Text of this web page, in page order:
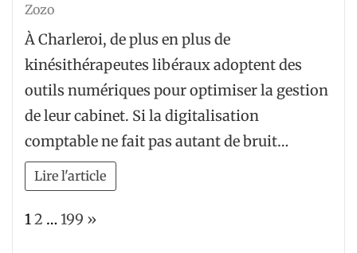
Zozo
À Charleroi, de plus en plus de
kinésithérapeutes libéraux adoptent des
outils numériques pour optimiser la gestion
de leur cabinet. Si la digitalisation
comptable ne fait pas autant de bruit…
Lire l'article
Page:
12 … 199 Next
»